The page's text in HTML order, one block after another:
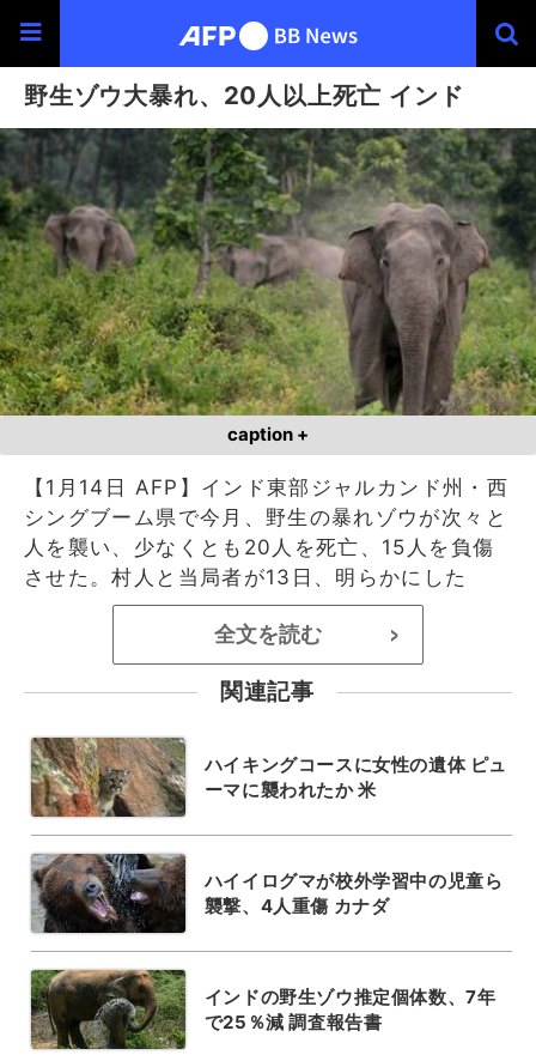
野生ゾウ大暴れ、20人以上死亡 インド
caption +
【1月14日 AFP】インド東部ジャルカンド州・西
シングブーム県で今月、野生の暴れゾウが次々と
人を襲い、少なくとも20人を死亡、15人を負傷
させた。村人と当局者が13日、明らかにした
全文を読む >
関連記事
ハイキングコースに女性の遺体 ピュ
ーマに襲われたか 米
ハイイログマが校外学習中の児童ら
襲撃、4人重傷 カナダ
インドの野生ゾウ推定個体数、7年
で25％減 調査報告書